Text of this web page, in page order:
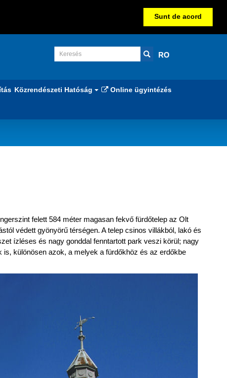
Sunt de acord
RO
Közrendészeti Hatóság Online ügyintézés
felett 584 méter magasan fekvő fürdőtelep az Olt
védett gyönyörű térségen. A telep csinos villákból, lakó és
ízléses és nagy gonddal fenntartott park veszi körül; nagy
különösen azok, a melyek a fürdőkhöz és az erdőkbe